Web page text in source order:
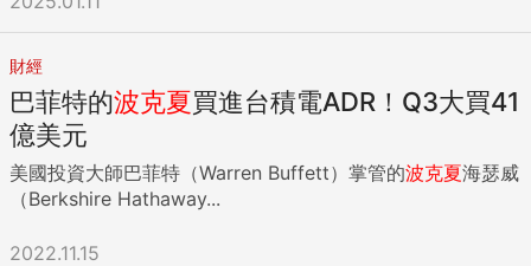
財經
巴菲特的波克夏買進台積電ADR！Q3大買41
億美元
美國投資大師巴菲特（Warren Buffett）掌管的波克夏海瑟威
（Berkshire Hathaway...
2022.11.15